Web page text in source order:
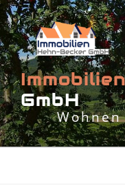
Zum
Inhalt
springen
Immobilie
GmbH